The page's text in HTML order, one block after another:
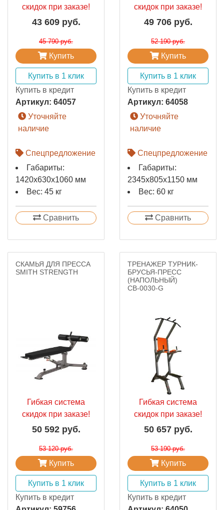
скидок при заказе!
43 609 руб.
45 790 руб.
Купить
Купить в 1 клик
Купить в кредит
Артикул: 64057
Уточняйте
наличие
Спецпредложение
Габариты:
1420х630х1060 мм
Вес: 45 кг
Сравнить
скидок при заказе!
49 706 руб.
52 190 руб.
Купить
Купить в 1 клик
Купить в кредит
Артикул: 64058
Уточняйте
наличие
Спецпредложение
Габариты:
2345х805х1150 мм
Вес: 60 кг
Сравнить
СКАМЬЯ ДЛЯ ПРЕССА
SMITH STRENGTH
Гибкая система
скидок при заказе!
50 592 руб.
53 120 руб.
Купить
Купить в 1 клик
Купить в кредит
ТРЕНАЖЕР ТУРНИК-
БРУСЬЯ-ПРЕСС
(НАПОЛЬНЫЙ)
СВ-0030-G
Гибкая система
скидок при заказе!
50 657 руб.
53 190 руб.
Купить
Купить в 1 клик
Купить в кредит